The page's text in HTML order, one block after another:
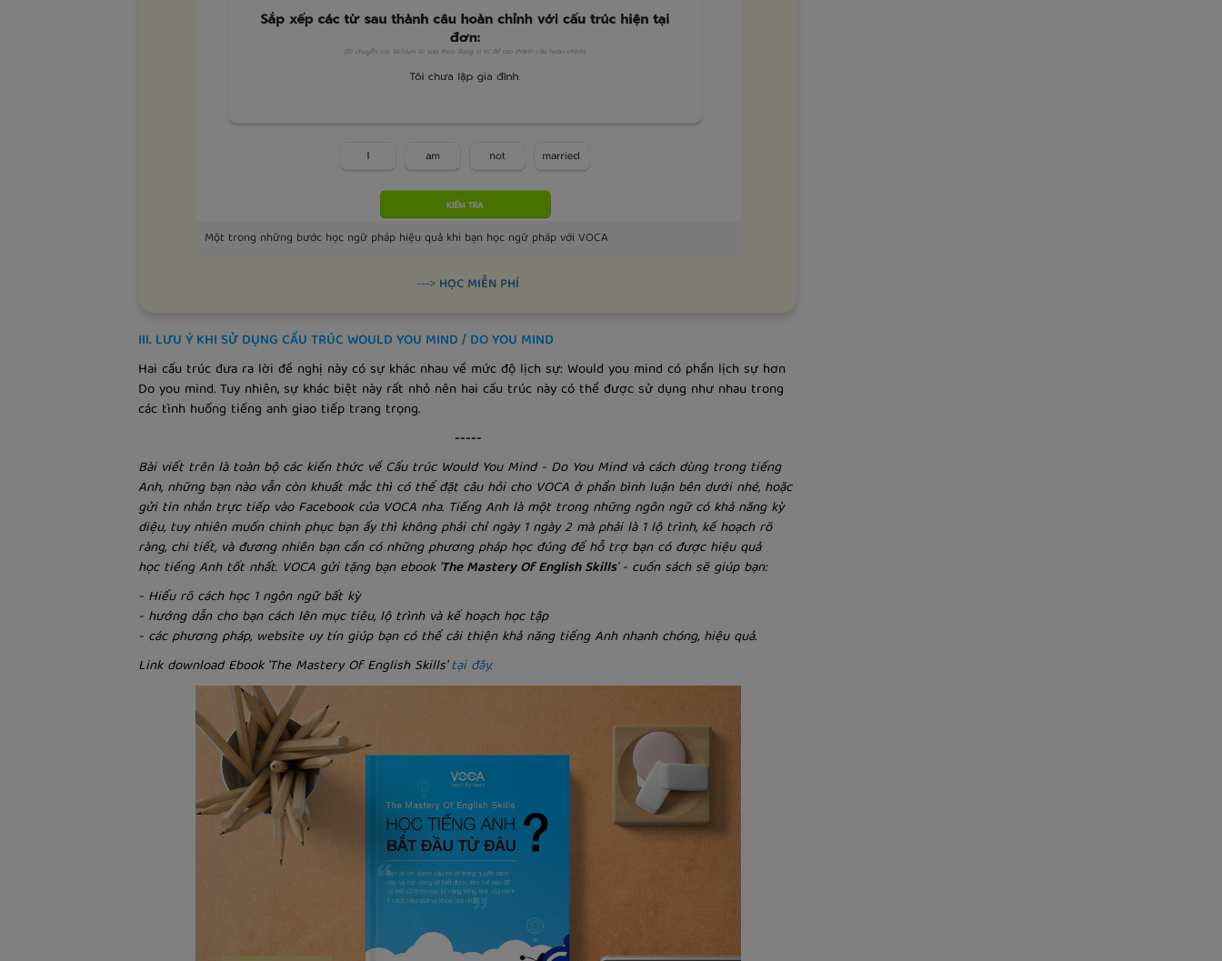
Một trong những bước học ngữ pháp hiệu quả khi bạn học ngữ pháp với VOCA
---> HỌC MIỄN PHÍ
III. LƯU Ý KHI SỬ DỤNG CẤU TRÚC WOULD YOU MIND / DO YOU MIND
Hai cấu trúc đưa ra lời đề nghị này có sự khác nhau về mức độ lịch sự: Would you mind có phần lịch sự hơn
Do you mind. Tuy nhiên, sự khác biệt này rất nhỏ nên hai cấu trúc này có thể được sử dụng như nhau trong
các tình huống tiếng anh giao tiếp trang trọng.
-----
​Bài viết trên là toàn bộ các kiến thức về Cấu trúc Would You Mind - Do You Mind và cách dùng trong tiếng
Anh, những bạn nào vẫn còn khuất mắc thì có thể đặt câu hỏi cho VOCA ở phần bình luận bên dưới nhé, hoặc
gửi tin nhắn trực tiếp vào Facebook của VOCA nha. Tiếng Anh là một trong những ngôn ngữ có khả năng kỳ
diệu, tuy nhiên muốn chinh phục bạn ấy thì không phải chỉ ngày 1 ngày 2 mà phải là 1 lộ trình, kế hoạch rõ
ràng, chi tiết, và đương nhiên bạn cần có những phương pháp học đúng để hỗ trợ bạn có được hiệu quả
học tiếng Anh tốt nhất. VOCA gửi tặng bạn ebook 'The Mastery Of English Skills' - cuốn sách sẽ giúp bạn:
- Hiểu rõ cách học 1 ngôn ngữ bất kỳ
- hướng dẫn cho bạn cách lên mục tiêu, lộ trình và kế hoạch học tập
- các phương pháp, website uy tín giúp bạn có thể cải thiện khả năng tiếng Anh nhanh chóng, hiệu quả.
Link download Ebook 'The Mastery Of English Skills'tại đây.